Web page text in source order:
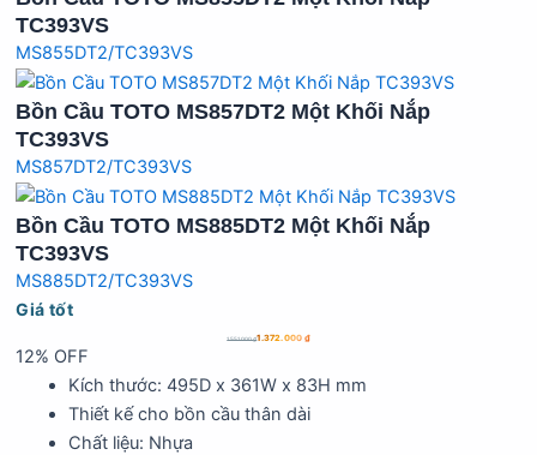
TC393VS
MS855DT2/TC393VS
Bồn Cầu TOTO MS857DT2 Một Khối Nắp
TC393VS
MS857DT2/TC393VS
Bồn Cầu TOTO MS885DT2 Một Khối Nắp
TC393VS
MS885DT2/TC393VS
Giá tốt
1.551.000₫1.372.000 ₫
12% OFF
Kích thước: 495D x 361W x 83H mm
Thiết kế cho bồn cầu thân dài
Chất liệu: Nhựa